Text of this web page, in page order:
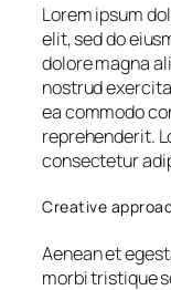
Lorem ipsum
elit, sed do
dolore magna
nostrud
ea commodo
reprehenderit.
consectetur
Creative
Aenean et
morbi tristique